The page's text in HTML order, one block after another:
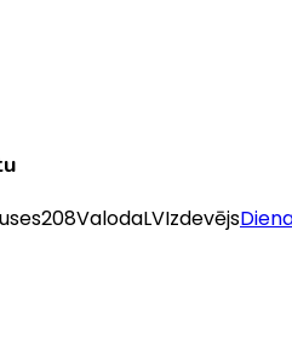
208ValodaLVIzdevējs